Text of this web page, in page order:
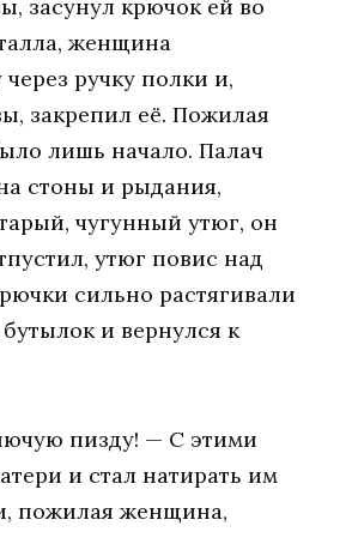
засунул крючок ей во
женщина
ручку полки и,
закрепил её. Пожилая
лишь начало. Палач
стоны и рыдания,
чугунный утюг, он
утюг повис над
сильно растягивали
и вернулся к
пизду! — С этими
и стал натирать им
пожилая женщина,